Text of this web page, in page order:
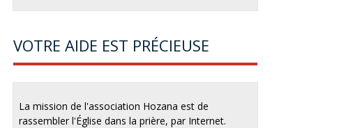
VOTRE AIDE EST PRÉCIEUSE
La mission de l'association Hozana est de
rassembler l'Église dans la prière, par Internet.